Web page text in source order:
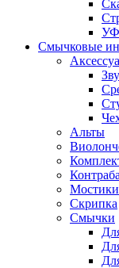
УФ
Смычковые
Альты
Мостики
Скрипка
Смычки